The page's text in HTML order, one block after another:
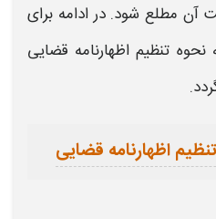
آن مطلع شود. در ادامه برای
نحوه تنظیم اظهارنامه قضایی
اظهارنامه قضایی